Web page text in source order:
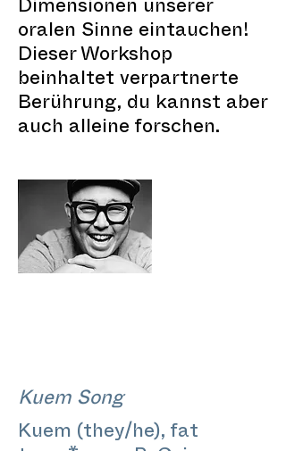
Dimensionen unserer
oralen Sinne eintauchen!
Dieser Workshop
beinhaltet verpartnerte
Berührung, du kannst aber
auch alleine forschen.
Kuem Song
Kuem (they/he), fat